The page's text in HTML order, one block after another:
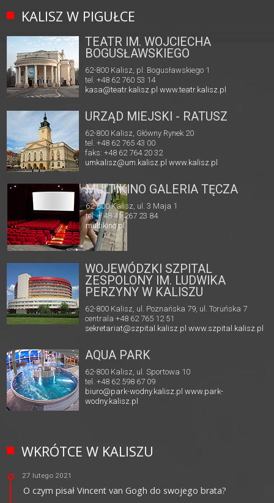
KALISZ W PIGUŁCE
TEATR IM. WOJCIECHA
BOGUSŁAWSKIEGO
62-800 Kalisz, pl. Bogusławskiego 1
tel. +48 62 760 53 14
kasa@teatr.kalisz.pl www.teatr.kalisz.pl
URZĄD MIEJSKI - RATUSZ
62-800 Kalisz, Główny Rynek 20
tel. +48 62 765 43 00
faks: +48 62 764 20 32
umkalisz@um.kalisz.plwww.kalisz.pl
MULTIKINO GALERIA TĘCZA
62-800 Kalisz, ul. 3 Maja 1
tel. + 48 41 267 23 84
multikino.pl
WOJEWÓDZKI SZPITAL
ZESPOLONY IM. LUDWIKA
PERZYNY W KALISZU
62-800 Kalisz, ul. Poznańska 79, ul. Toruńska 7
centrala +48 62 765 12 51
sekretariat@szpital.kalisz.pl www.szpital.kalisz.pl
AQUA PARK
62-800 Kalisz, ul. Sportowa 10
tel. +48 62 598 67 09
biuro@park-wodny.kalisz.pl www.park-
wodny.kalisz.pl
WKRÓTCE W KALISZU
27 lutego 2021
O czym pisał Vincent van Gogh do swojego brata?